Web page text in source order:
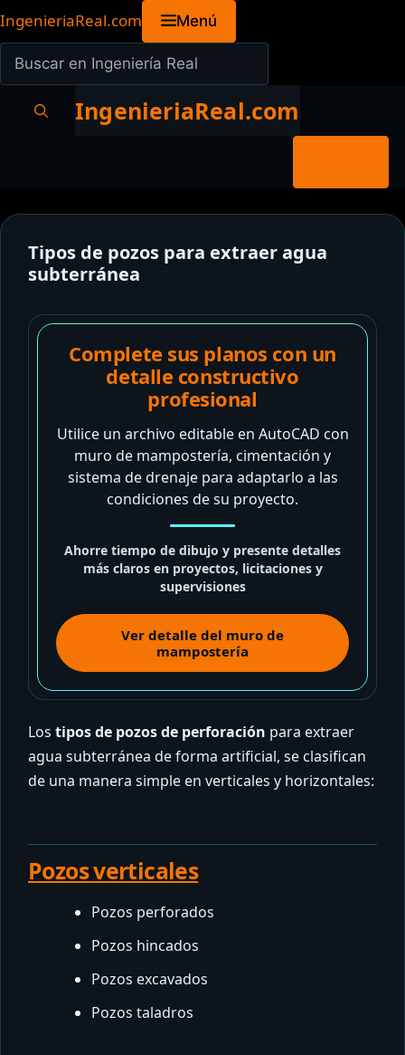
Saltar
al
contenido
IngenieriaReal.com Menú
Buscar
en
IngenieriaReal.com
Tipos de pozos para extraer agua
subterránea
Complete sus planos con un
detalle constructivo
profesional
Utilice un archivo editable en AutoCAD con
muro de mampostería, cimentación y
sistema de drenaje para adaptarlo a las
condiciones de su proyecto.
Ahorre tiempo de dibujo y presente detalles
más claros en proyectos, licitaciones y
supervisiones
Ver detalle del muro de
mampostería
Los tipos de pozos de perforación para extraer
agua subterránea de forma artificial, se clasifican
de una manera simple en verticales y horizontales:
Pozos verticales
Pozos perforados
Pozos hincados
Pozos excavados
Pozos taladros